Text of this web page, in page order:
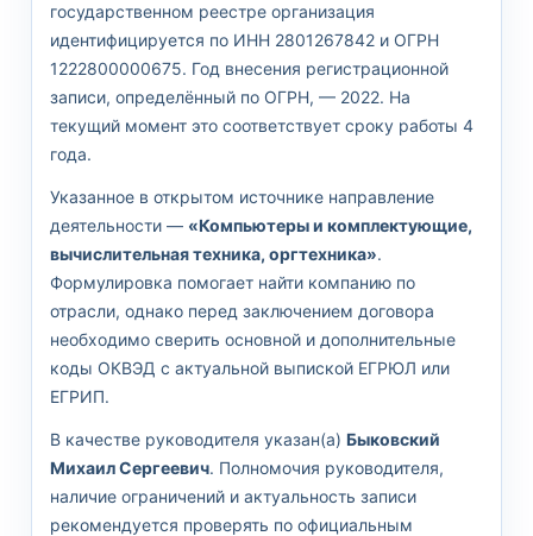
государственном реестре организация
идентифицируется по ИНН 2801267842 и ОГРН
1222800000675. Год внесения регистрационной
записи, определённый по ОГРН, — 2022. На
текущий момент это соответствует сроку работы 4
года.
Указанное в открытом источнике направление
деятельности — «Компьютеры и комплектующие,
вычислительная техника, оргтехника».
Формулировка помогает найти компанию по
отрасли, однако перед заключением договора
необходимо сверить основной и дополнительные
коды ОКВЭД с актуальной выпиской ЕГРЮЛ или
ЕГРИП.
В качестве руководителя указан(а) Быковский
Михаил Сергеевич. Полномочия руководителя,
наличие ограничений и актуальность записи
рекомендуется проверять по официальным